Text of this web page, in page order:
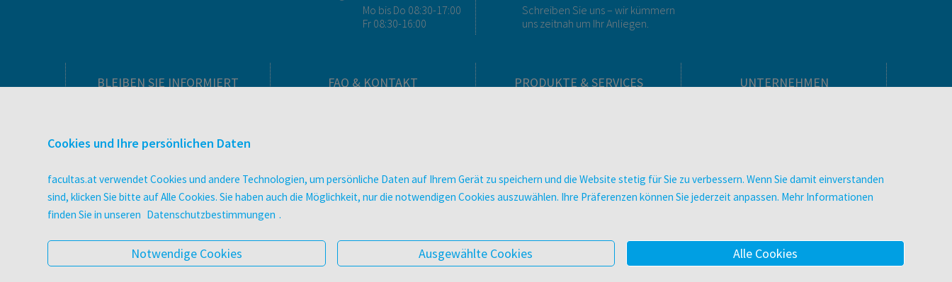
Mo bis Do 08:30-17:00
Fr 08:30-16:00
Schreiben Sie uns – wir kümmern
uns zeitnah um Ihr Anliegen.
BLEIBEN SIE INFORMIERT
Veranstaltungen
Literaturlisten
facultas Club
Blog facultas.studiert
FAQ & KONTAKT
Ansprechpartner:innen
So finden Sie uns
PRODUKTE & SERVICES
Druckerei facultas druckt.
Kopierservice
UNTERNEHMEN
Datenschutz & Cookies
AGB
Cookies und Ihre persönlichen Daten
facultas.at verwendet Cookies und andere Technologien, um persönliche Daten auf Ihrem Gerät zu speichern und die Website stetig für Sie zu verbessern. Wenn Sie damit einverstanden
sind, klicken Sie bitte auf Alle Cookies. Sie haben auch die Möglichkeit, nur die notwendigen Cookies auszuwählen. Ihre Präferenzen können Sie jederzeit anpassen. Mehr Informationen
finden Sie in unseren Datenschutzbestimmungen .
Notwendige Cookies Ausgewählte Cookies Alle Cookies